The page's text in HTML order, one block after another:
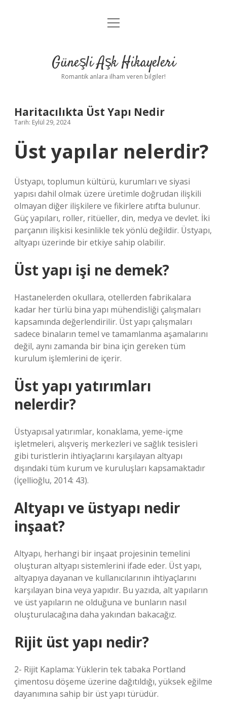
Anasayfa
Yasal Uyarı
menüyü
Güneşli Aşk Hikayeleri
Romantik anlara ilham veren bilgiler!
Haritacılıkta Üst Yapı Nedir
Tarih: Eylül 29, 2024
Üst yapılar nelerdir?
Üstyapı, toplumun kültürü, kurumları ve siyasi
yapısı dahil olmak üzere üretimle doğrudan ilişkili
olmayan diğer ilişkilere ve fikirlere atıfta bulunur.
Güç yapıları, roller, ritüeller, din, medya ve devlet. İki
parçanın ilişkisi kesinlikle tek yönlü değildir. Üstyapı,
altyapı üzerinde bir etkiye sahip olabilir.
Üst yapı işi ne demek?
Hastanelerden okullara, otellerden fabrikalara
kadar her türlü bina yapı mühendisliği çalışmaları
kapsamında değerlendirilir. Üst yapı çalışmaları
sadece binaların temel ve tamamlanma aşamalarını
değil, aynı zamanda bir bina için gereken tüm
kurulum işlemlerini de içerir.
Üst yapı yatırımları
nelerdir?
Üstyapısal yatırımlar, konaklama, yeme-içme
işletmeleri, alışveriş merkezleri ve sağlık tesisleri
gibi turistlerin ihtiyaçlarını karşılayan altyapı
dışındaki tüm kurum ve kuruluşları kapsamaktadır
(İçellioğlu, 2014: 43).
Altyapı ve üstyapı nedir
inşaat?
Altyapı, herhangi bir inşaat projesinin temelini
oluşturan altyapı sistemlerini ifade eder. Üst yapı,
altyapıya dayanan ve kullanıcılarının ihtiyaçlarını
karşılayan bina veya yapıdır. Bu yazıda, alt yapıların
ve üst yapıların ne olduğuna ve bunların nasıl
oluşturulacağına daha yakından bakacağız.
Rijit üst yapı nedir?
2- Rijit Kaplama: Yüklerin tek tabaka Portland
çimentosu döşeme üzerine dağıtıldığı, yüksek eğilme
dayanımına sahip bir üst yapı türüdür.